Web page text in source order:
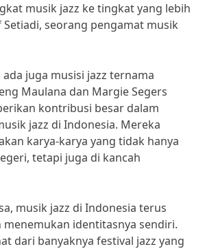
musik jazz ke tingkat yang lebih
Setiadi, seorang pengamat musik
ada juga musisi jazz ternama
Maulana dan Margie Segers
kontribusi besar dalam
jazz di Indonesia. Mereka
karya-karya yang tidak hanya
tetapi juga di kancah
musik jazz di Indonesia terus
identitasnya sendiri.
dari banyaknya festival jazz yang